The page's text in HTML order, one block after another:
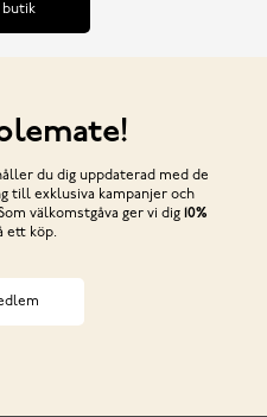
butik
du dig uppdaterad med de
till exklusiva kampanjer och
välkomstgåva ger vi dig 10%
ett köp.